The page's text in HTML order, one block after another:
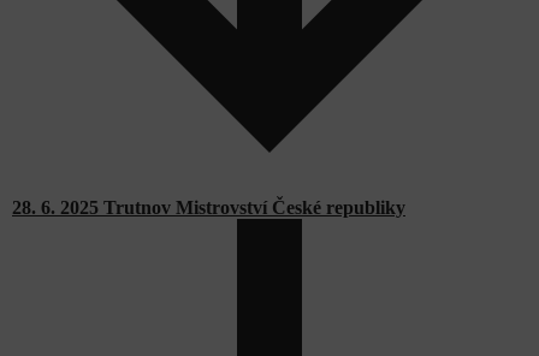
28. 6. 2025 Trutnov Mistrovství České republiky